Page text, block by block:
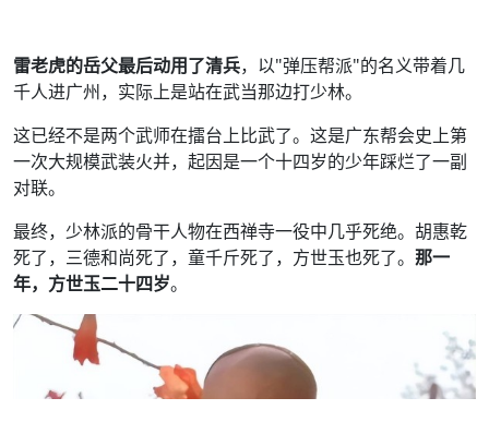
雷老虎的岳父最后动用了清兵，以"弹压帮派"的名义带着几
千人进广州，实际上是站在武当那边打少林。
这已经不是两个武师在擂台上比武了。这是广东帮会史上第
一次大规模武装火并，起因是一个十四岁的少年踩烂了一副
对联。
最终，少林派的骨干人物在西禅寺一役中几乎死绝。胡惠乾
死了，三德和尚死了，童千斤死了，方世玉也死了。 那一
年，方世玉二十四岁。